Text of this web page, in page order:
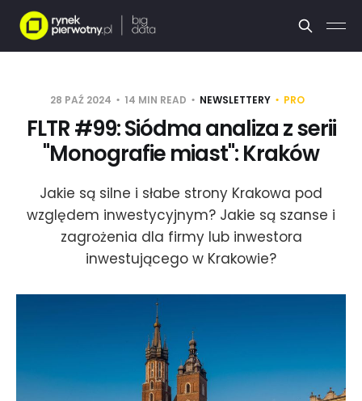
28 PAŹ 2024 14 MIN READ NEWSLETTERY PRO
FLTR #99: Siódma analiza z serii
"Monografie miast": Kraków
Jakie są silne i słabe strony Krakowa pod
względem inwestycyjnym? Jakie są szanse i
zagrożenia dla firmy lub inwestora
inwestującego w Krakowie?